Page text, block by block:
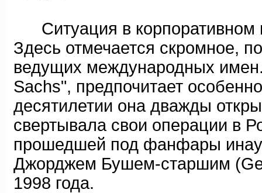
Ситуация в корпоративном
Здесь отмечается скромное,
ведущих международных
Sachs", предпочитает
десятилетии она дважды
свертывала свои операции в
прошедшей под фанфары
Джорджем Бушем-старшим
1998 года.